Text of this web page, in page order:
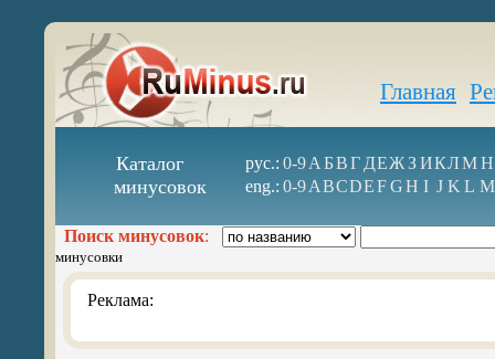
Главная
Каталог
минусовок
рус.: 0-9А БВГ ДЕЖ З ИКЛМН
eng.: 0-9ABCDEFGH I J K L M
Поиск минусовок:
минусовки
Реклама: